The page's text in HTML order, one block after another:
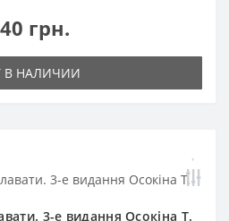
грн.
В НАЛИЧИИ
3-е видання Осокіна Т.